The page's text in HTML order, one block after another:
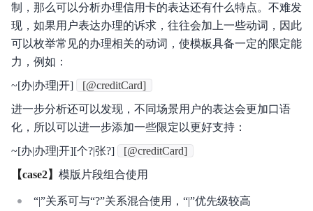
制，那么可以分析办理信用卡的表达还有什么特点。不难发
现，如果用户表达办理的诉求，往往会加上一些动词，因此
可以枚举常见的办理相关的动词，使模板具备一定的限定能
力，例如：
~[办|办理|开]
[@creditCard]
进一步分析还可以发现，不同场景用户的表达会更加口语
化，所以可以进一步添加一些限定以更好支持：
~[办|办理|开][个?|张?]
[@creditCard]
【case2】 模版片段组合使用
“|”关系可与“?”关系混合使用，“|”优先级较高